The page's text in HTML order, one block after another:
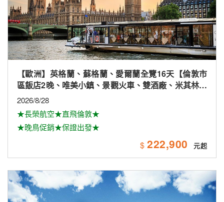
【歐洲】英格蘭、蘇格蘭、愛爾蘭全覽16天【倫敦市
區飯店2晚、唯美小鎮、景觀火車、雙酒廠、米其林、
雙大學城、下午茶
2026/8/28
★長榮航空★直飛倫敦★
★晚鳥促銷★保證出發★
$ 222,900